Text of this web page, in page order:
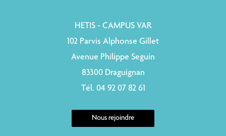
HETIS - CAMPUS VAR
102 Parvis Alphonse Gillet
Avenue Philippe Seguin
83300 Draguignan
Tél. 04 92 07 82 61
Nous rejoindre